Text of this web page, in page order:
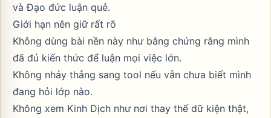
vàĐạo đức luận quẻ.
Giới hạn nên giữ rất rõ
Không dùng bài nền này như bằng chứng rằng mình
đã đủ kiến thức để luận mọi việc lớn.
Không nhảy thẳng sang tool nếu vẫn chưa biết mình
đang hỏi lớp nào.
Không xem Kinh Dịch như nơi thay thế dữ kiện thật,